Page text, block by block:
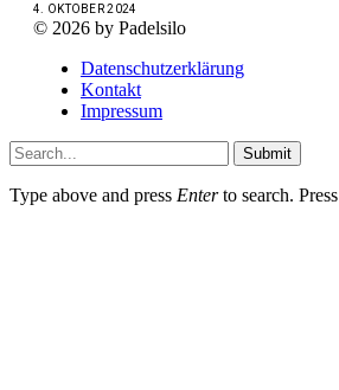
4. OKTOBER 2024
© 2026 by Padelsilo
Datenschutzerklärung
Kontakt
Impressum
Submit
Type above and press Enterto search. Press